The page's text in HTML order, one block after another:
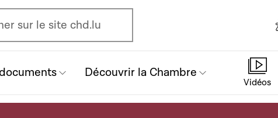
sur le site chd.lu
Découvrir la Chambre
Vidéos